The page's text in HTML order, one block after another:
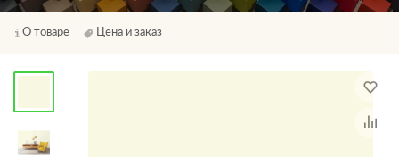
О товаре Цена и заказ